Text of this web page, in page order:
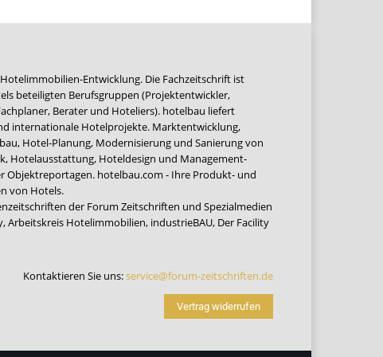
Entwicklung. Die Fachzeitschrift ist
beteiligten Berufsgruppen (Projektentwickler,
Berater und Hoteliers). hotelbau liefert
internationale Hotelprojekte. Marktentwicklung,
Hotel-Planung, Modernisierung und Sanierung von
Hotelausstattung, Hoteldesign und Management-
hotelbau.com - Ihre Produkt- und
von Hotels.
der Forum Zeitschriften und Spezialmedien
,Arbeitskreis Hotelimmobilien, industrieBAU, Der Facility
Kontaktieren Sie uns:service@forum-zeitschriften.de
Vertrag widerrufen